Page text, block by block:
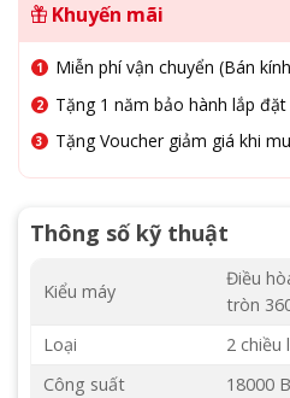
Khuyến mãi
Miễn phí vận chuyển (Bán
Tặng 1 năm bảo hành lắp
Tặng Voucher giảm giá khi
Thông số kỹ thuật
Kiểu máy
Điều
tròn
Loại
2 chiều
Công suất
18000